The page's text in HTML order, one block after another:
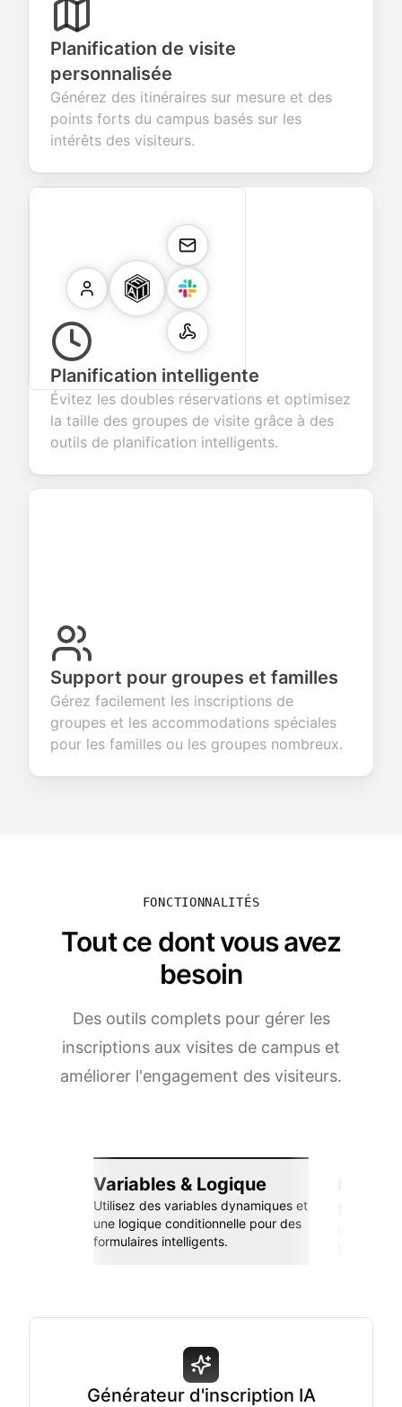
Planification de visite
personnalisée
Générez des itinéraires sur mesure et des
points forts du campus basés sur les
intérêts des visiteurs.
Planification intelligente
Évitez les doubles réservations et optimisez
la taille des groupes de visite grâce à des
outils de planification intelligents.
Support pour groupes et familles
Gérez facilement les inscriptions de
groupes et les accommodations spéciales
pour les familles ou les groupes nombreux.
FONCTIONNALITÉS
Tout ce dont vous avez
besoin
Des outils complets pour gérer les
inscriptions aux visites de campus et
améliorer l'engagement des visiteurs.
Variables & Logique
Utilisez des variables dynamiques et
une logique conditionnelle pour des
formulaires intelligents.
Générateur d'inscription IA